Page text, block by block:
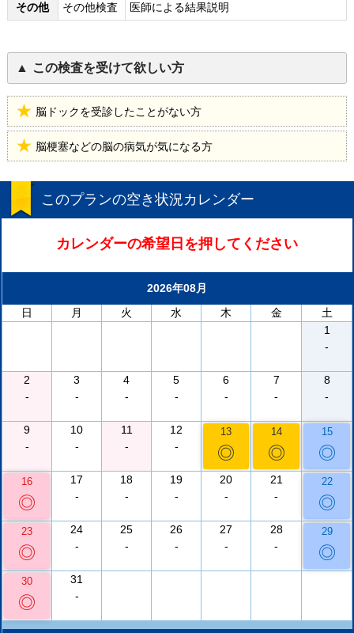
その他
その他検査 医師による結果説明
この検査を受けて欲しい方
脳ドックを受診したことがない方
脳梗塞などの脳の病気が気になる方
このプランの空き状況カレンダー
カレンダーの希望日を押してください
2026年08月
日
月 火 水 木 金
土
1
-
2
-
3
-
4
-
5
-
6
-
7
-
8
-
9
-
10
-
11
-
12
-
13
◎
14
◎
15
◎
16
◎
17
-
18
-
19
-
20
-
21
-
22
◎
23
◎
24
-
25
-
26
-
27
-
28
-
29
◎
30
◎
31
-